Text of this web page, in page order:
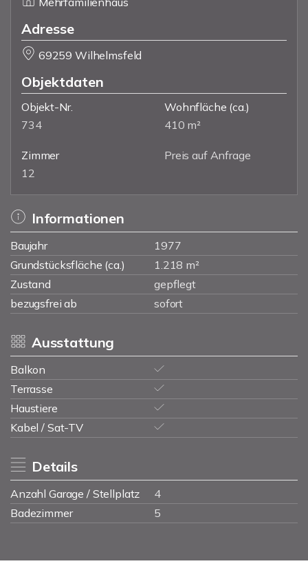
Adresse
69259 Wilhelmsfeld
Objektdaten
Objekt-Nr.
734
Wohnfläche (ca.)
410 m²
Zimmer
12
Preis auf Anfrage
Informationen
Baujahr
1977
Grundstücksfläche (ca.)
1.218 m²
Zustand
gepflegt
bezugsfrei ab
sofort
Ausstattung
Balkon
Terrasse
Haustiere
Kabel / Sat-TV
Details
Anzahl Garage / Stellplatz
4
Badezimmer
5